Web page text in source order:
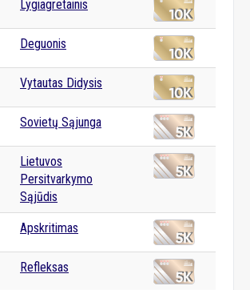
Lygiagretainis
Deguonis
Vytautas Didysis
Sovietų Sąjunga
Lietuvos
Persitvarkymo
Sąjūdis
Apskritimas
Refleksas